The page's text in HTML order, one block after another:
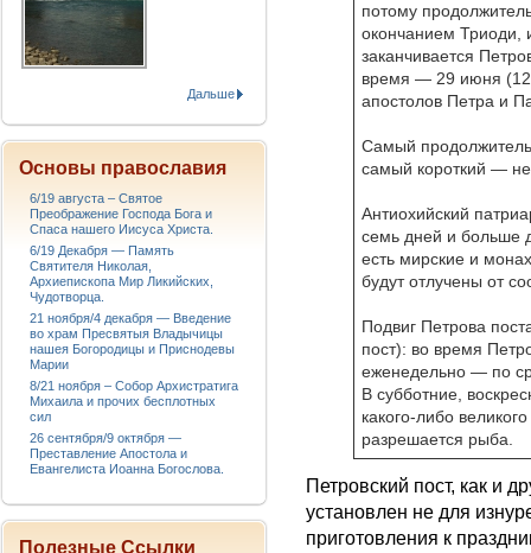
потому
окончанием Триоди,
заканчивается
время — 29 июня (12
апостолов Петра и
Самый
самый короткий —
Антиохийский
семь дней и больше
есть мирские и
будут отлучены от
Подвиг Петрова
пост): во время
еженедельно — по
В субботние,
какого-либо
разрешается рыба.
Петровский пост, как и
установлен не для
приготовления к
Дальше
Основы православия
6/19 августа – Святое
Преображение Господа Бога и
Спаса нашего Иисуса Христа.
6/19 Декабря — Память
Святителя Николая,
Архиепископа Мир Ликийских,
Чудотворца.
21 ноября/4 декабря — Введение
во храм Пресвятыя Владычицы
нашея Богородицы и Приснодевы
Марии
8/21 ноября – Собор Архистратига
Михаила и прочих бесплотных
сил
26 сентября/9 октября —
Преставление Апостола и
Евангелиста Иоанна Богослова.
Полезные Ссылки